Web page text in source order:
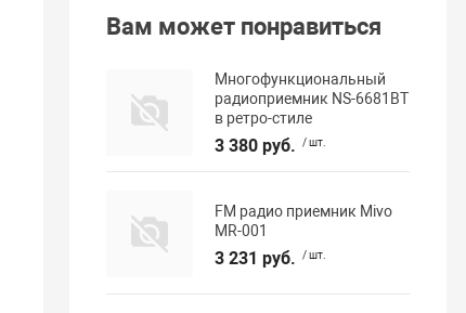
Вам может понравиться
Многофункциональный
радиоприемник NS-6681BT
в ретро-стиле
3 380 руб. / шт.
FM радио приемник Mivo
MR-001
3 231 руб. / шт.